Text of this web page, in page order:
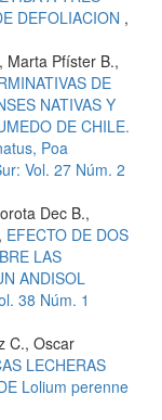
DEFOLIACION ,
Marta Pfíster B.,
DE
NATIVAS Y
DE CHILE.
Poa
Vol. 27 Núm. 2
Dec B.,
EFECTO DE DOS
LAS
ANDISOL
38 Núm. 1
C., Oscar
LECHERAS
Lolium perenne